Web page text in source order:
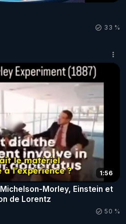
33 %
1:56
Morley, Einstein et
de Lorentz
50 %